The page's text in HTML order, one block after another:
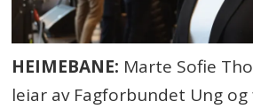
HEIMEBANE: Marte Sofie
leiar av Fagforbundet Ung